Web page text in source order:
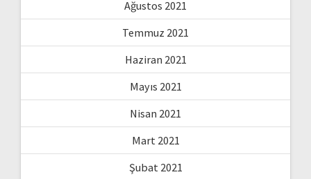
Ağustos 2021
Temmuz 2021
Haziran 2021
Mayıs 2021
Nisan 2021
Mart 2021
Şubat 2021